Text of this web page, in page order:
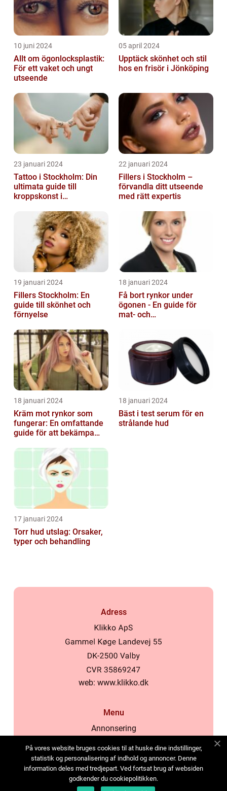
10 juni 2024
Allt om ögonlocksplastik:
För ett vaket och ungt
utseende
05 april 2024
Upptäck skönhet och stil
hos en frisör i Jönköping
23 januari 2024
Tattoo i Stockholm: Din
ultimata guide till
kroppskonst i
22 januari 2024
Fillers i Stockholm –
förvandla ditt utseende
med rätt expertis
19 januari 2024
Fillers Stockholm: En
guide till skönhet och
förnyelse
18 januari 2024
Få bort rynkor under
ögonen - En guide för
mat- och
18 januari 2024
Kräm mot rynkor som
fungerar: En omfattande
guide för att bekämpa
18 januari 2024
Bäst i test serum för en
strålande hud
17 januari 2024
Torr hud utslag: Orsaker,
typer och behandling
Adress
web: www.klikko.dk
Menu
Annonsering
Cookies
Kontakta oss
Sitemap
På vores website bruges cookies til at huske dine indstillinger,
statistik og personalisering af indhold og annoncer. Denne
information deles med tredjepart. Ved fortsat brug af websiden
godkender du cookiepolitikken.